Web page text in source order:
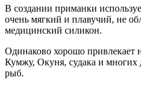
В создании приманки
очень мягкий и плавучий, не
медицинский силикон.
Одинаково хорошо привлекает
Кумжу, Окуня, судака и
рыб.